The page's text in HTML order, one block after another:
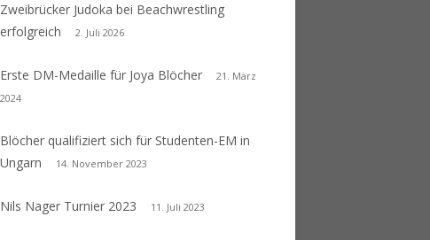
Zweibrücker Judoka bei Beachwrestling
erfolgreich
2. Juli 2026
Erste DM-Medaille für Joya Blöcher
21. März
2024
Blöcher qualifiziert sich für Studenten-EM in
Ungarn
14. November 2023
Nils Nager Turnier 2023 11. Juli 2023